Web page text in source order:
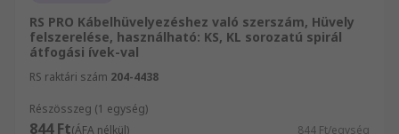
RS PRO Kábelhüvelyezéshez való szerszám, Hüvely
felszerelése, használható: KS, KL sorozatú spirál
átfogási ívek-val
RS raktári szám 204-4438
Részösszeg (1 egység)
844 Ft(ÁFA nélkül) 844 Ft/egység